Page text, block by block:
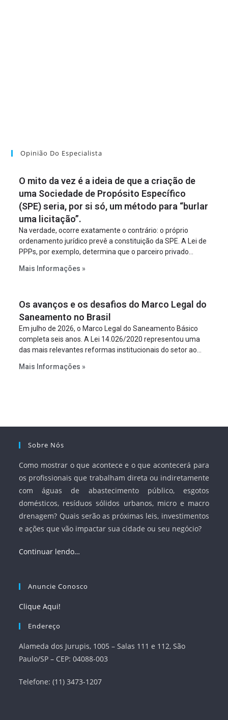
Opinião Do Especialista
O mito da vez é a ideia de que a criação de
uma Sociedade de Propósito Específico
(SPE) seria, por si só, um método para “burlar
uma licitação”.
Na verdade, ocorre exatamente o contrário: o próprio
ordenamento jurídico prevê a constituição da SPE. A Lei de
PPPs, por exemplo, determina que o parceiro privado
empreendimento. Ou seja, a suposta “fraude à licitação” é
projeto a projeto.
Mais Informações »
Os avanços e os desafios do Marco Legal do
Saneamento no Brasil
Em julho de 2026, o Marco Legal do Saneamento Básico
completa seis anos. A Lei 14.026/2020 representou uma
das mais relevantes reformas institucionais do setor ao
serviços, ampliar a participação da iniciativa privada,
Mais Informações »
Sobre Nós
Como mostrar o que acontece e o que acontecerá para
os profissionais que trabalham direta ou indiretamente
com águas de abastecimento público, esgotos
domésticos, resíduos sólidos urbanos, micro e macro
drenagem? Quais serão as próximas leis, investimentos
e ações que vão impactar sua cidade ou seu negócio?
Continuar lendo…
Anuncie Conosco
Clique Aqui!
Endereço
Alameda dos Jurupis, 1005 – Salas 111 e 112, São
Paulo/SP – CEP: 04088-003
Telefone: (11) 3473-1207